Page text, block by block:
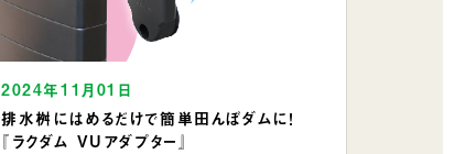
2024年11月01日
排水桝にはめるだけで簡単田んぼダムに！
『ラクダム VUアダプター』